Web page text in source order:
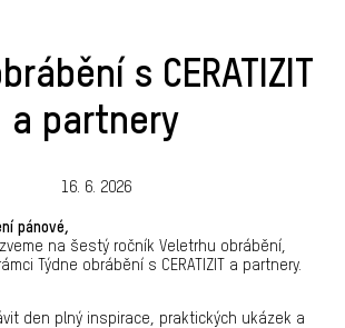
s CERATIZIT
a partnery
16. 6. 2026
pánové,
na šestý ročník Veletrhu obrábění,
Týdne obrábění s CERATIZIT a partnery.
den plný inspirace, praktických ukázek a